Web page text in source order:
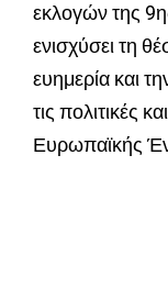
εκλογών της
ενισχύσει τη
ευημερία και
τις πολιτικές
Ευρωπαϊκής